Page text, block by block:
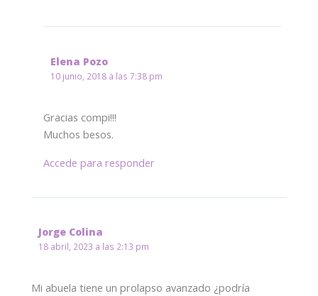
Elena Pozo
10 junio, 2018 a las 7:38 pm
Gracias compi!!!
Muchos besos.
Accede para responder
Jorge Colina
18 abril, 2023 a las 2:13 pm
Mi abuela tiene un prolapso avanzado ¿podría